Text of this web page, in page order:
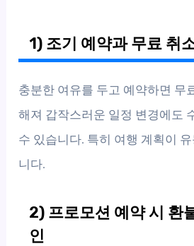
1) 조기 예약과 무료 취
충분한 여유를 두고 예약하면 무
해져 갑작스러운 일정 변경에도
수 있습니다. 특히 여행 계획이
니다.
2) 프로모션 예약 시 환
인